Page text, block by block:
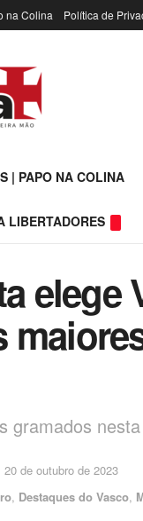
na Colina Política de
| PAPO NA COLINA
LIBERTADORES
elege
gramados
20 de outubro de 2023
, Destaques do Vasco,